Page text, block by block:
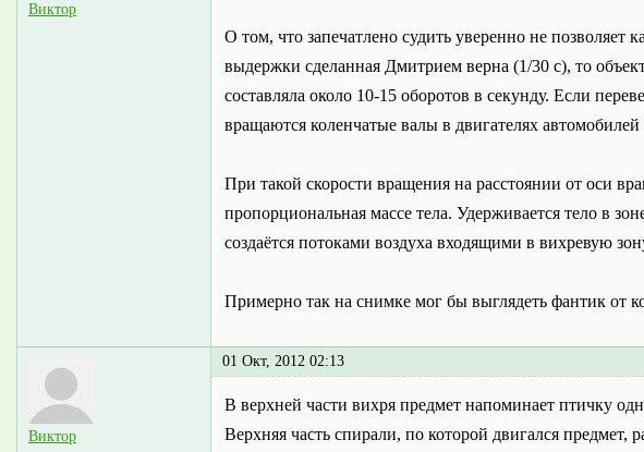
Виктор
О том, что запечатлено судить уверенно не позволяет
выдержки сделанная Дмитрием верна (1/30 с), то
составляла около 10-15 оборотов в секунду. Если
вращаются коленчатые валы в двигателях
При такой скорости вращения на расстоянии от оси
пропорциональная массе тела. Удерживается тело в
создаётся потоками воздуха входящими в вихревую
Примерно так на снимке мог бы выглядеть фантик от
Виктор
01 Окт, 2012 02:13
В верхней части вихря предмет напоминает птичку
Верхняя часть спирали, по которой двигался предмет,